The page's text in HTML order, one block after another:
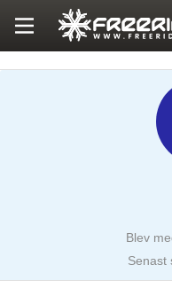
Blev
Senast